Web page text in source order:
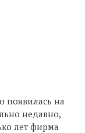
появилась на
недавно,
лет фирма